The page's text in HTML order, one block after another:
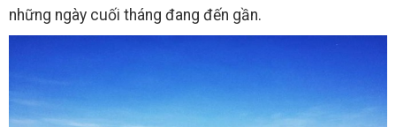
những ngày cuối tháng đang đến gần.